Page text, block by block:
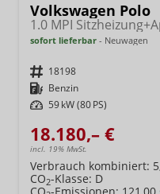
Volkswagen Polo
sofort lieferbar Neuwagen
Fahrzeugnr. 18198
Kraftstoff Benzin
Leistung 59 kW (80 PS)
18.180,– €
incl. 19% MwSt.
Verbrauch kombiniert:
CO2-Klasse: D